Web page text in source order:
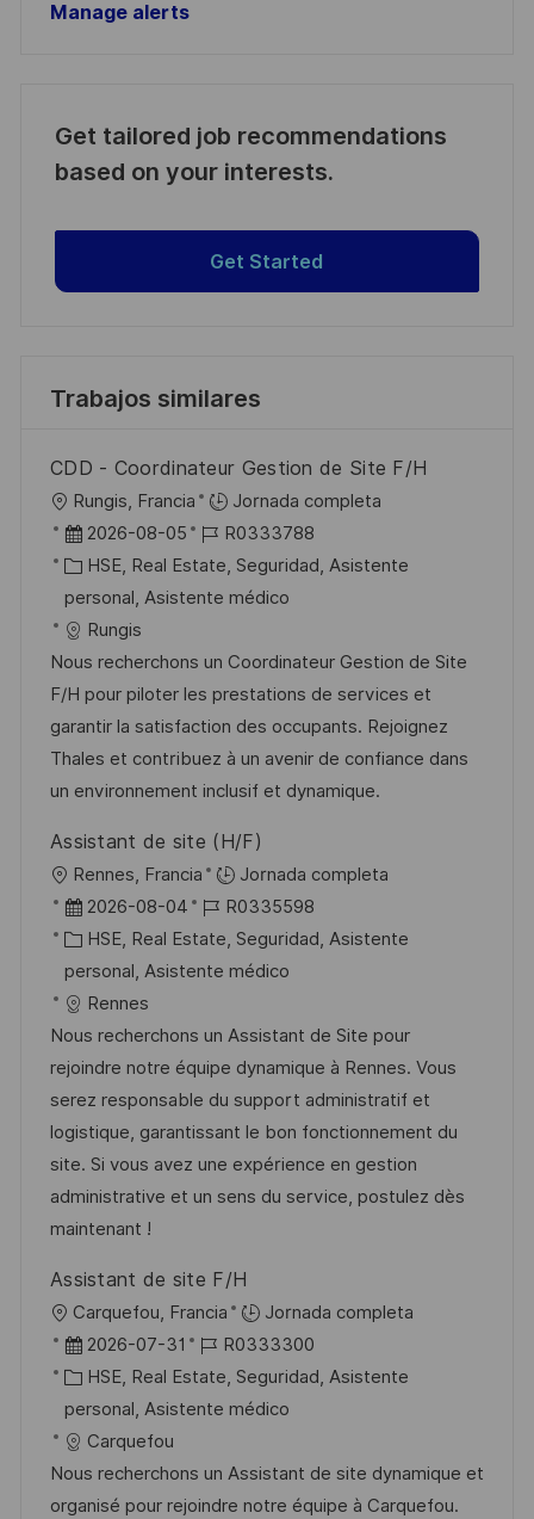
Manage alerts
Get tailored job recommendations
based on your interests.
Get Started
Trabajos similares
CDD - Coordinateur Gestion de Site F/H
U
b
a
c
i
ó
n
Rungis, Francia
Jornada completa
F
e
c
h
a
d
e
p
u
l
i
c
a
c
ó
n
2026-08-05
I
D
d
e
m
p
l
e
R0333788
C
a
t
e
g
o
r
í
HSE, Real Estate, Seguridad, Asistente
personal, Asistente médico
Rungis
Nous recherchons un Coordinateur Gestion de Site
F/H pour piloter les prestations de services et
garantir la satisfaction des occupants. Rejoignez
Thales et contribuez à un avenir de confiance dans
un environnement inclusif et dynamique.
Assistant de site (H/F)
U
b
a
c
i
ó
n
Rennes, Francia
Jornada completa
F
e
c
h
a
d
e
p
u
b
l
c
a
c
i
ó
n
2026-08-04
I
D
d
e
m
p
l
e
o
R0335598
C
a
t
e
g
o
r
í
a
HSE, Real Estate, Seguridad, Asistente
personal, Asistente médico
Rennes
Nous recherchons un Assistant de Site pour
rejoindre notre équipe dynamique à Rennes. Vous
serez responsable du support administratif et
logistique, garantissant le bon fonctionnement du
site. Si vous avez une expérience en gestion
administrative et un sens du service, postulez dès
maintenant !
Assistant de site F/H
U
b
a
c
i
Carquefou, Francia
Jornada completa
F
e
c
h
a
d
2026-07-31
I
D
d
e
m
R0333300
C
a
t
e
g
HSE, Real Estate, Seguridad, Asistente
personal, Asistente médico
Carquefou
Nous recherchons un Assistant de site dynamique et
organisé pour rejoindre notre équipe à Carquefou.